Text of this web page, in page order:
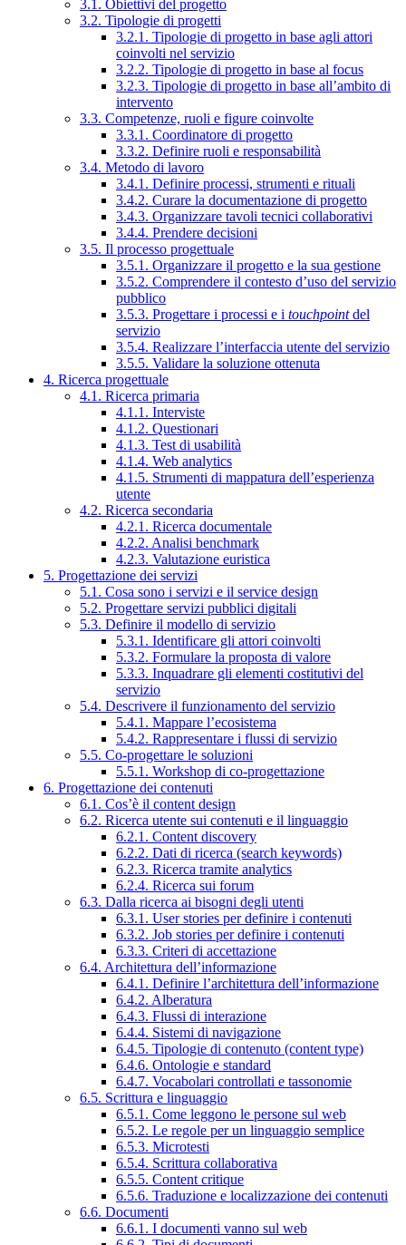
3.1. Obiettivi del progetto
3.2. Tipologie di progetti
3.2.1. Tipologie di progetto in base agli attori
coinvolti nel servizio
3.2.2. Tipologie di progetto in base al focus
3.2.3. Tipologie di progetto in base all’ambito di
intervento
3.3. Competenze, ruoli e figure coinvolte
3.3.1. Coordinatore di progetto
3.3.2. Definire ruoli e responsabilità
3.4. Metodo di lavoro
3.4.1. Definire processi, strumenti e rituali
3.4.2. Curare la documentazione di progetto
3.4.3. Organizzare tavoli tecnici collaborativi
3.4.4. Prendere decisioni
3.5. Il processo progettuale
3.5.1. Organizzare il progetto e la sua gestione
3.5.2. Comprendere il contesto d’uso del servizio
pubblico
3.5.3. Progettare i processi e i touchpointdel
servizio
3.5.4. Realizzare l’interfaccia utente del servizio
3.5.5. Validare la soluzione ottenuta
4. Ricerca progettuale
4.1. Ricerca primaria
4.1.1. Interviste
4.1.2. Questionari
4.1.3. Test di usabilità
4.1.4. Web analytics
4.1.5. Strumenti di mappatura dell’esperienza
utente
4.2. Ricerca secondaria
4.2.1. Ricerca documentale
4.2.2. Analisi benchmark
4.2.3. Valutazione euristica
5. Progettazione dei servizi
5.1. Cosa sono i servizi e il service design
5.2. Progettare servizi pubblici digitali
5.3. Definire il modello di servizio
5.3.1. Identificare gli attori coinvolti
5.3.2. Formulare la proposta di valore
5.3.3. Inquadrare gli elementi costitutivi del
servizio
5.4. Descrivere il funzionamento del servizio
5.4.1. Mappare l’ecosistema
5.4.2. Rappresentare i flussi di servizio
5.5. Co-progettare le soluzioni
5.5.1. Workshop di co-progettazione
6. Progettazione dei contenuti
6.1. Cos’è il content design
6.2. Ricerca utente sui contenuti e il linguaggio
6.2.1. Content discovery
6.2.2. Dati di ricerca (search keywords)
6.2.3. Ricerca tramite analytics
6.2.4. Ricerca sui forum
6.3. Dalla ricerca ai bisogni degli utenti
6.3.1. User stories per definire i contenuti
6.3.2. Job stories per definire i contenuti
6.3.3. Criteri di accettazione
6.4. Architettura dell’informazione
6.4.1. Definire l’architettura dell’informazione
6.4.2. Alberatura
6.4.3. Flussi di interazione
6.4.4. Sistemi di navigazione
6.4.5. Tipologie di contenuto (content type)
6.4.6. Ontologie e standard
6.4.7. Vocabolari controllati e tassonomie
6.5. Scrittura e linguaggio
6.5.1. Come leggono le persone sul web
6.5.2. Le regole per un linguaggio semplice
6.5.3. Microtesti
6.5.4. Scrittura collaborativa
6.5.5. Content critique
6.5.6. Traduzione e localizzazione dei contenuti
6.6. Documenti
6.6.1. I documenti vanno sul web